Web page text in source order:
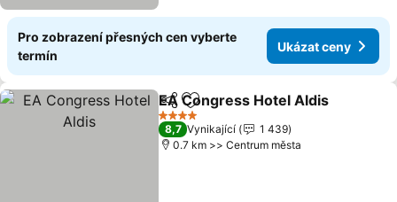
Pro zobrazení přesných cen vyberte
termín
Ukázat ceny
SdíletPřidat na seznam oblíbených
EA Congress Hotel Aldis
4 Počet hvězdiček
8,7 Vynikající
1 439
0.7 km >> Centrum města